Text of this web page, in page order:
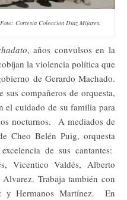
Cortesía Colección Díaz Mijares.
, años convulsos en la
la violencia política que
de Gerardo Machado.
compañeros de orquesta,
el cuidado de su familia para
nocturnos. A mediados de
Cheo Belén Puig, orquesta
de sus cantantes:
Vicentico Valdés, Alberto
Trabaja también con
y Hermanos Martínez. En